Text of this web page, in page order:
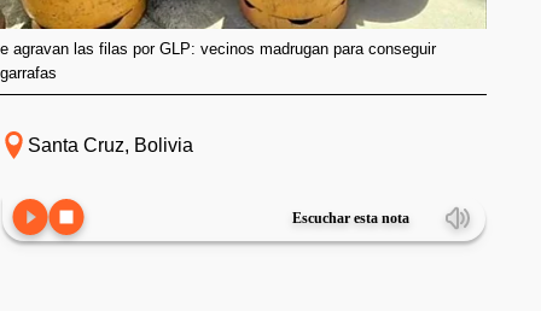
e agravan las filas por GLP: vecinos madrugan para conseguir
garrafas
Santa Cruz, Bolivia
Escuchar esta nota